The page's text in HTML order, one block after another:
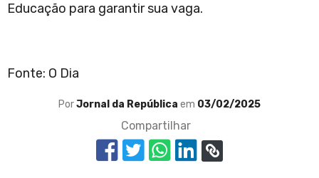
Educação para garantir sua vaga.
Fonte: O Dia
PorJornal da República em 03/02/2025
Compartilhar